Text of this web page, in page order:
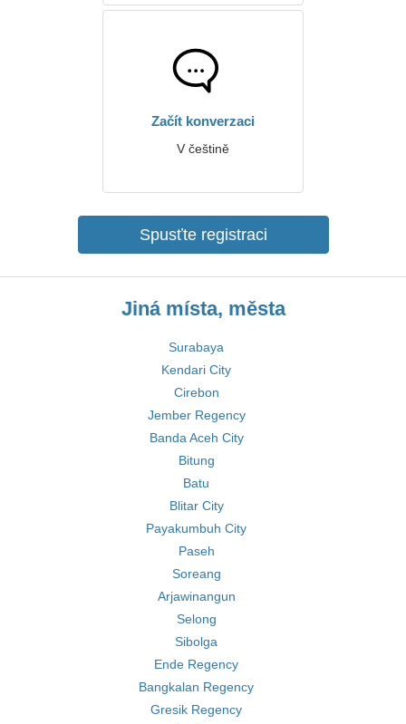
Začít konverzaci
V češtině
Spusťte registraci
Jiná místa, města
Surabaya
Kendari City
Cirebon
Jember Regency
Banda Aceh City
Bitung
Batu
Blitar City
Payakumbuh City
Paseh
Soreang
Arjawinangun
Selong
Sibolga
Ende Regency
Bangkalan Regency
Gresik Regency